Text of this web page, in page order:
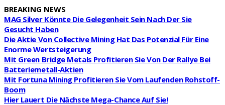
BREAKING NEWS
MAG Silver Könnte Die Gelegenheit Sein Nach Der Sie
Gesucht Haben
Die Aktie Von Collective Mining Hat Das Potenzial Für Eine
Enorme Wertsteigerung
Mit Green Bridge Metals Profitieren Sie Von Der Rallye Bei
Batteriemetall-Aktien
Mit Fortuna Mining Profitieren Sie Vom Laufenden Rohstoff-
Boom
Hier Lauert Die Nächste Mega-Chance Auf Sie!